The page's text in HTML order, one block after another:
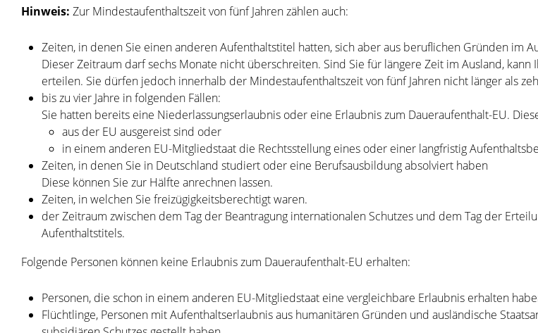
Hinweis: Zur Mindestaufenthaltszeit von fünf Jahren zählen auch:
Zeiten, in denen Sie einen anderen Aufenthaltstitel hatten, sich aber aus beruflichen Gründen im
Dieser Zeitraum darf sechs Monate nicht überschreiten. Sind Sie für längere Zeit im Ausland,
erteilen. Sie dürfen jedoch innerhalb der Mindestaufenthaltszeit von fünf Jahren nicht länger als
bis zu vier Jahre in folgenden Fällen:
Sie hatten bereits eine Niederlassungserlaubnis oder eine Erlaubnis zum Daueraufenthalt-EU.
aus der EU ausgereist sind oder
in einem anderen EU-Mitgliedstaat die Rechtsstellung eines oder einer langfristig
Zeiten, in denen Sie in Deutschland studiert oder eine Berufsausbildung absolviert haben
Diese können Sie zur Hälfte anrechnen lassen.
Zeiten, in welchen Sie freizügigkeitsberechtigt waren.
der Zeitraum zwischen dem Tag der Beantragung internationalen Schutzes und dem Tag der
Aufenthaltstitels.
Folgende Personen können keine Erlaubnis zum Daueraufenthalt-EU erhalten:
Personen, die schon in einem anderen EU-Mitgliedstaat eine vergleichbare Erlaubnis erhalten
Flüchtlinge, Personen mit Aufenthaltserlaubnis aus humanitären Gründen und ausländische